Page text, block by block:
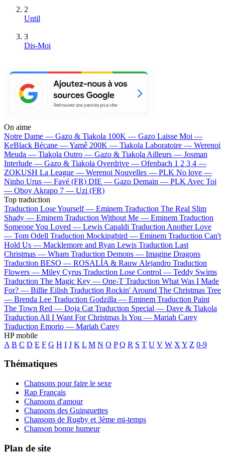
2
Until
3
Dis-Moi
On aime
Notre Dame — Gazo & Tiakola 100K — Gazo Laisse Moi —
KeBlack Bécane —Yamê 200K — Tiakola Laboratoire — Werenoi
Meuda — Tiakola Outro — Gazo & Tiakola Ailleurs — Josman
Interlude — Gazo & Tiakola Overdrive — Ofenbach 1 2 3 4 —
ZOKUSH La League — Werenoi Nouvelles — PLK No love —
Ninho Urus — Favé (FR) DIE — Gazo Demain — PLK Avec Toi
— Oboy Akrapo 7 — Uzi (FR)
Top traduction
Traduction Lose Yourself — Eminem Traduction The Real Slim
Shady — Eminem Traduction Without Me — Eminem Traduction
Someone You Loved — Lewis Capaldi Traduction Another Love
— Tom Odell Traduction Mockingbird — Eminem Traduction Can't
Hold Us — Macklemore and Ryan Lewis Traduction Last
Christmas — Wham Traduction Demons — Imagine Dragons
Traduction BESO — ROSALÍA & Rauw Alejandro Traduction
Flowers — Miley Cyrus Traduction Lose Control — Teddy Swims
Traduction The Magic Key — One-T Traduction What Was I Made
For? — Billie Eilish Traduction Rockin' Around The Christmas Tree
— Brenda Lee Traduction Godzilla — Eminem Traduction Paint
The Town Red — Doja Cat Traduction Special — Dave & Tiakola
Traduction All I Want For Christmas Is You — Mariah Carey
Traduction Emorio — Mariah Carey
HP mobile
A B C D E F G H I J K L M N O P Q R S T U V W X Y Z 0-9
Thématiques
Chansons pour faire le sexe
Rap Français
Chansons d'amour
Chansons des Guinguettes
Chansons de Rugby et 3ème mi-temps
Chanson bonne humeur
Plan de site